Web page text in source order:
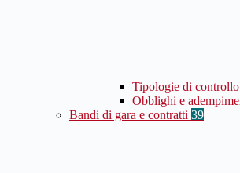
Tipologie di controllo
Obblighi e
Bandi di gara e contratti 39